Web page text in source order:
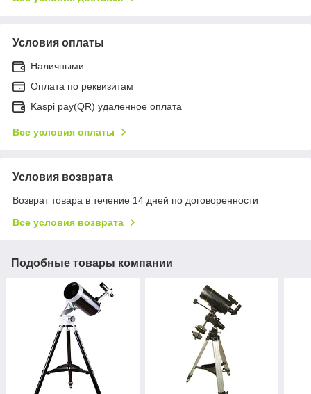
Условия оплаты
Наличными
Оплата по реквизитам
Kaspi pay(QR) удаленное оплата
Все условия оплаты
Условия возврата
Возврат товара в течение 14 дней по договоренности
Все условия возврата
Подобные товары компании